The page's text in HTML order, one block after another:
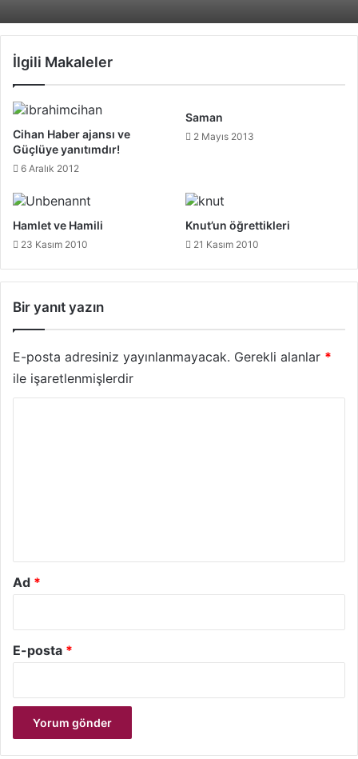
İlgili Makaleler
Cihan Haber ajansı ve
Güçlüye yanıtımdır!
6 Aralık 2012
Saman
2 Mayıs 2013
Hamlet ve Hamili
23 Kasım 2010
Knut’un öğrettikleri
21 Kasım 2010
Bir yanıt yazın
E-posta adresiniz yayınlanmayacak. Gerekli alanlar *
ile işaretlenmişlerdir
Ad *
E-posta *